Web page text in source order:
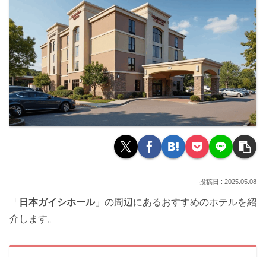
2025.05.08
「 日本ガイシホール」の周辺にあるおすすめのホテルを紹
介します。